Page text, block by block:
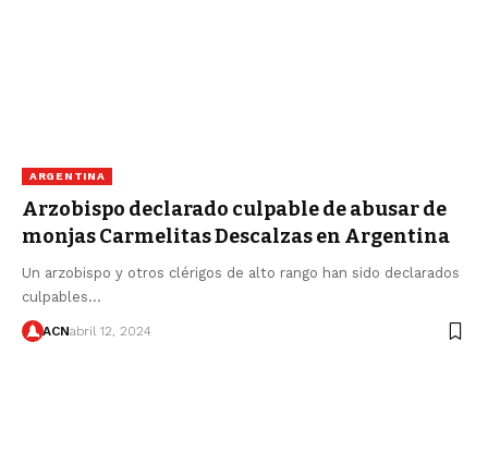
ARGENTINA
Arzobispo declarado culpable de abusar de
monjas Carmelitas Descalzas en Argentina
Un arzobispo y otros clérigos de alto rango han sido declarados
culpables…
ACNabril 12, 2024